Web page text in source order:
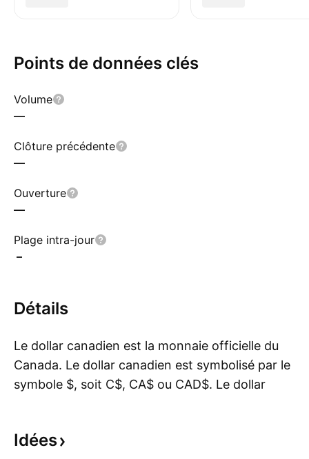
Points de données clés
Volume
—
Clôture précédente
—
Ouverture
—
Plage intra-jour
–
Détails
Le dollar canadien est la monnaie officielle du
Canada. Le dollar canadien est symbolisé par le
symbole $, soit C$, CA$ ou CAD$. Le dollar
dollars américains. Le code de devise pour le
Idées